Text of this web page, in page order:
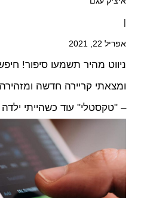
|
אפריל 22, 2021
ניווט מהיר תשמעו סיפור!
ומצאתי קריירה חדשה
– "טקסטלי" עוד כשהייתי